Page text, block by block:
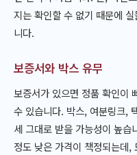
지는 확인할 수 없기 때문에
니다.
보증서와 박스 유무
보증서가 있으면 정품 확인이
수 있습니다. 박스, 여분링크,
세 그대로 받을 가능성이 높
정도 낮은 가격이 책정되는데,